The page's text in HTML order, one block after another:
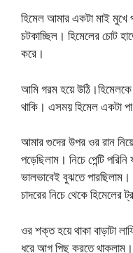
হিমেল আমার একটা মাই মুখে
চটকাচ্ছিল। হিমেলের চোট
করে।
আমি গরম হয়ে উঠি।হিমেলকে
থাকি। এসময় হিমেল একটা
আমার গুদের উপর ওর রান
পড়েছিলাম। নিচে পেন্টি
ভালভাবেই বুঝতে
চাদরের নিচে থেকে হিমেলের
ওর শক্ত হয়ে থাকা বাড়াটা
ধরে আগ পিছু করতে